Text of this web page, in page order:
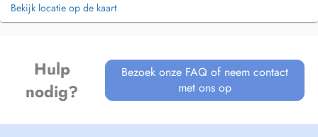
Bekijk locatie op de kaart
Hulp
nodig?
Bezoek onze FAQ of neem contact
met ons op